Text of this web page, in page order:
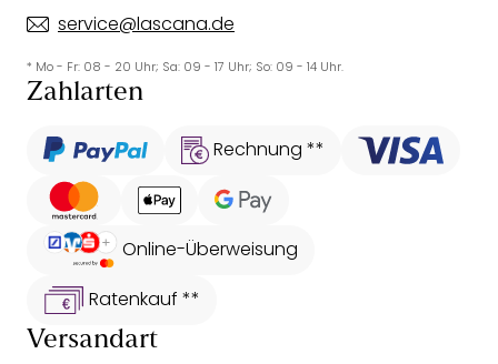
service@lascana.de
* Mo - Fr: 08 - 20 Uhr; Sa: 09 - 17 Uhr; So: 09 - 14 Uhr.
Zahlarten
Rechnung **
Online-Überweisung
Ratenkauf **
Versandart